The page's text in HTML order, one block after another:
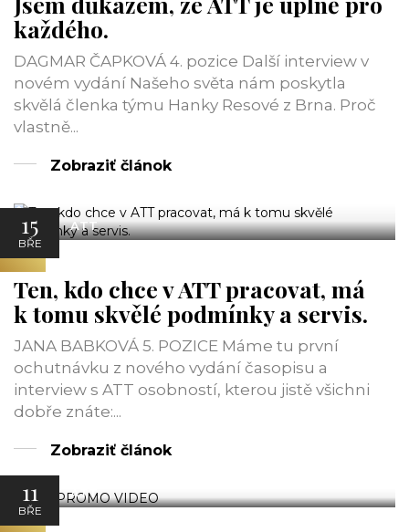
každého.
DAGMAR ČAPKOVÁ 4. pozice Další interview v
novém vydání Našeho světa nám poskytla
skvělá členka týmu Hanky Resové z Brna. Proč
vlastně...
Zobraziť článok
15
BŘE
ATT
Ten, kdo chce v ATT pracovat, má
k tomu skvělé podmínky a servis.
JANA BABKOVÁ 5. POZICE Máme tu první
ochutnávku z nového vydání časopisu a
interview s ATT osobností, kterou jistě všichni
dobře znáte:...
Zobraziť článok
11
BŘE
ATT